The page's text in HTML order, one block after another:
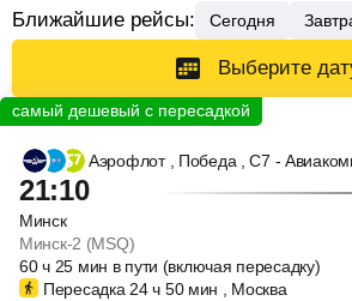
Ближайшие рейсы:
Сегодня
Выберите
Аэрофлот , Победа , С7 -
21:10
Минск
Минск-2 (MSQ)
60ч25 мин в пути (включая пересадку)
Пересадка 24ч 50 мин , Москва